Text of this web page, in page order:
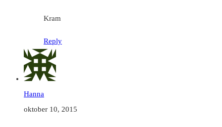
Kram
Reply
Hanna
oktober 10, 2015